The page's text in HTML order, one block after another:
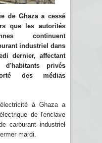
de Ghaza a cessé
que les autorités
continuent
industriel dans
dernier, affectant
privés
des médias
à Ghaza a
de l'enclave
carburant industriel
mardi.